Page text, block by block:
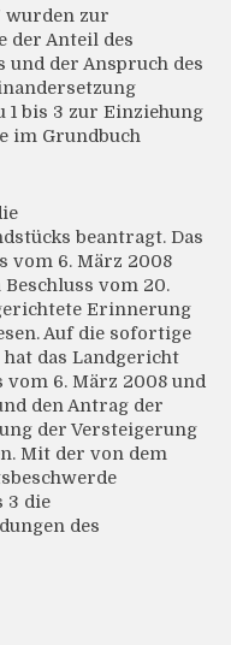
wurden zur
der Anteil des
und der Anspruch des
1 bis 3 zur Einziehung
im Grundbuch
beantragt. Das
vom 6. März 2008
vom 20.
Erinnerung
Auf die sofortige
hat das Landgericht
vom 6. März 2008 und
den Antrag der
der Versteigerung
Mit der von dem
3 die
des